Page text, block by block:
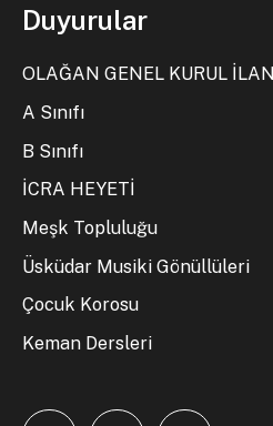
Duyurular
OLAĞAN GENEL KURUL İLANI
A Sınıfı
B Sınıfı
İCRA HEYETİ
Meşk Topluluğu
Üsküdar Musiki Gönüllüleri
Çocuk Korosu
Keman Dersleri